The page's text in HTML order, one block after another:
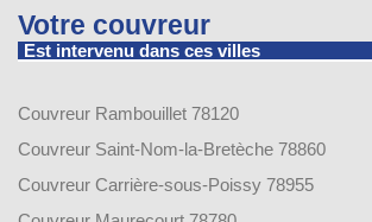
Votre couvreur
Est intervenu dans ces villes
Couvreur Rambouillet 78120
Couvreur Saint-Nom-la-Bretèche 78860
Couvreur Carrière-sous-Poissy 78955